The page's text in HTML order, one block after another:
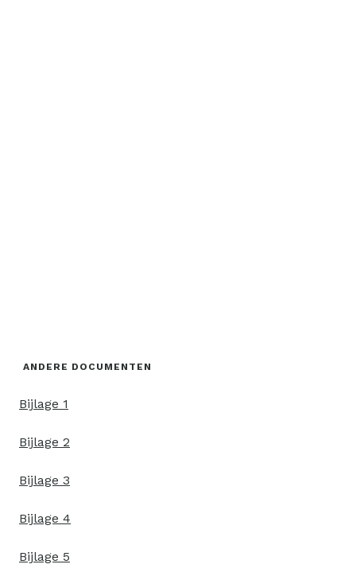
ANDERE DOCUMENTEN
Bijlage 1
Bijlage 2
Bijlage 3
Bijlage 4
Bijlage 5